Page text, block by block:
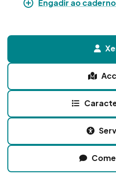
Engadir ao